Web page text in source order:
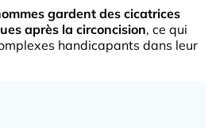
gardent des cicatrices
après la circoncision, ce qui
handicapants dans leur